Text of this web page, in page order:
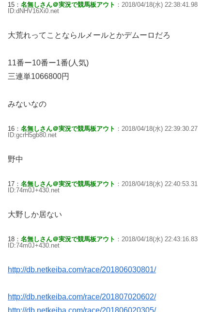
15： 名無しさん＠実況で競馬板アウト ：2018/04/18(水) 22:38:41.98
ID:dNHV16Xi0.net
大荒れってことならルメールとかデムーロだろ
11番ー10番ー1番(人気)
三連単1066800円
みないなの
16： 名無しさん＠実況で競馬板アウト ：2018/04/18(水) 22:39:30.27
ID:gcrH5gb80.net
野中
17： 名無しさん＠実況で競馬板アウト ：2018/04/18(水) 22:40:53.31
ID:74m0J+430.net
大野しか居ない
18： 名無しさん＠実況で競馬板アウト ：2018/04/18(水) 22:43:16.83
ID:74m0J+430.net
http://db.netkeiba.com/race/201806030801/
http://db.netkeiba.com/race/201807020602/
http://db.netkeiba.com/race/201806020305/